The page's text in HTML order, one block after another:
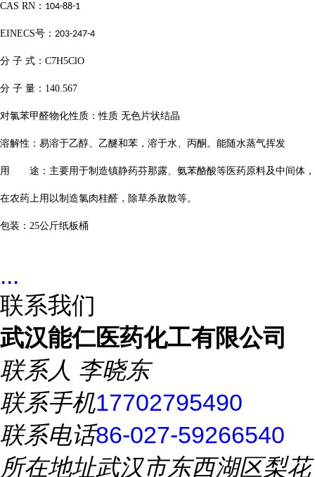
CAS RN ： 104-88-1
EINECS号： 203-247-4
分 子 式： C7H5ClO
分 子 量： 140.567
对氯苯甲醛物化性质：性质 无色片状结晶
溶解性：易溶于乙醇、乙醚和苯，溶于水、丙酮。能随水蒸气挥发
用 途：主要用于制造镇静药芬那露、氨苯酪酸等医药原料及中间体，
在农药上用以制造氯肉桂醛，除草杀敌散等。
包装： 25公斤纸板桶
...
联系我们
武汉能仁医药化工有限公司
联系人 李晓东
联系手机17702795490
联系电话86-027-59266540
所在地址武汉市东西湖区梨花